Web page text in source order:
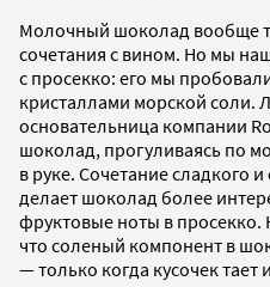
Молочный шоколад вообще
сочетания с вином. Но мы
с просекко: его мы
кристаллами морской соли.
основательница компании
шоколад, прогуливаясь по
в руке. Сочетание сладкого
делает шоколад более
фруктовые ноты в
что соленый компонент в
— только когда кусочек